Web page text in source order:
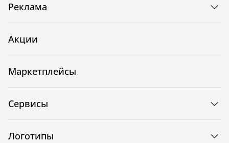
Реклама
Акции
Маркетплейсы
Сервисы
Логотипы